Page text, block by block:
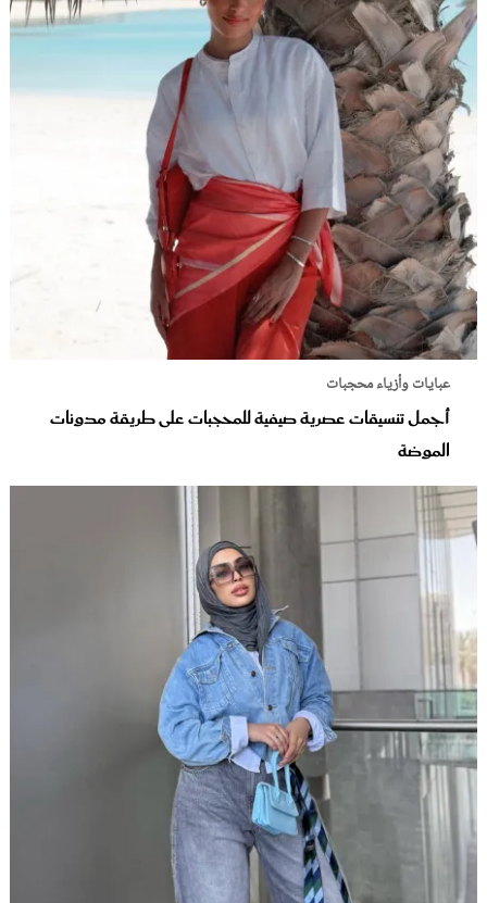
عبايات وأزياء محجبات
أجمل تنسيقات عصرية صيفية للمحجبات على طريقة مدونات
الموضة